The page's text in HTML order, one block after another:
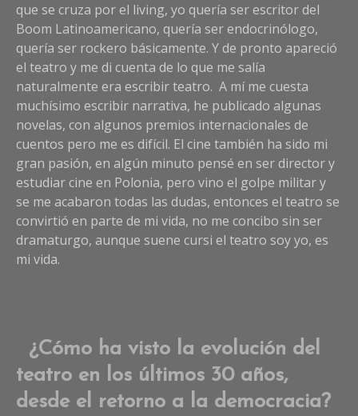
que se cruza por el living, yo quería ser escritor del
Boom Latinoamericano, quería ser endocrinólogo,
quería ser rockero básicamente. Y de pronto apareció
el teatro y me di cuenta de lo que me salía
naturalmente era escribir teatro. A mí me cuesta
muchísimo escribir narrativa, he publicado algunas
novelas, con algunos premios internacionales de
cuentos pero me es difícil. El cine también ha sido mi
gran pasión, en algún minuto pensé en ser director y
estudiar cine en Polonia, pero vino el golpe militar y
se me acabaron todas las dudas, entonces el teatro se
convirtió en parte de mi vida, no me concibo sin ser
dramaturgo, aunque suene cursi el teatro soy yo, es
mi vida.
¿Cómo ha visto la evolución del
teatro en los últimos 30 años,
desde el retorno a la democracia?